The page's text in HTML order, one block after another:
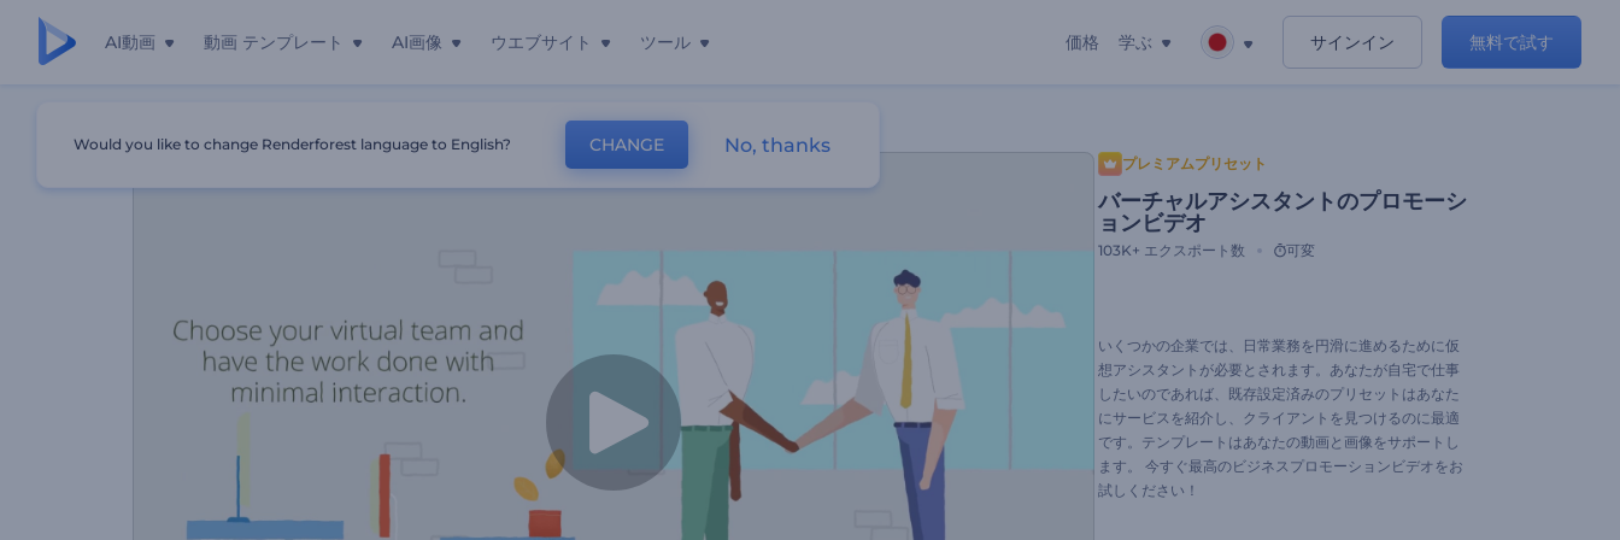
AI動画 動画 テンプレート AI画像 ウエブサイト ツール 価格 学ぶ サインイン 無料で試す
バーチャルアシスタントのプロモーションビデオ
プレミアムプリセット
バーチャルアシスタントのプロモーシ
ョンビデオ
103K+ エクスポート数 可変
いくつかの企業では、日常業務を円滑に進めるために仮
想アシスタントが必要とされます。あなたが自宅で仕事
したいのであれば、既存設定済みのプリセットはあなた
にサービスを紹介し、クライアントを見つけるのに最適
です。テンプレートはあなたの動画と画像をサポートし
ます。 今すぐ最高のビジネスプロモーションビデオをお
試しください！
Would you like to change Renderforest language to English? CHANGE No, thanks